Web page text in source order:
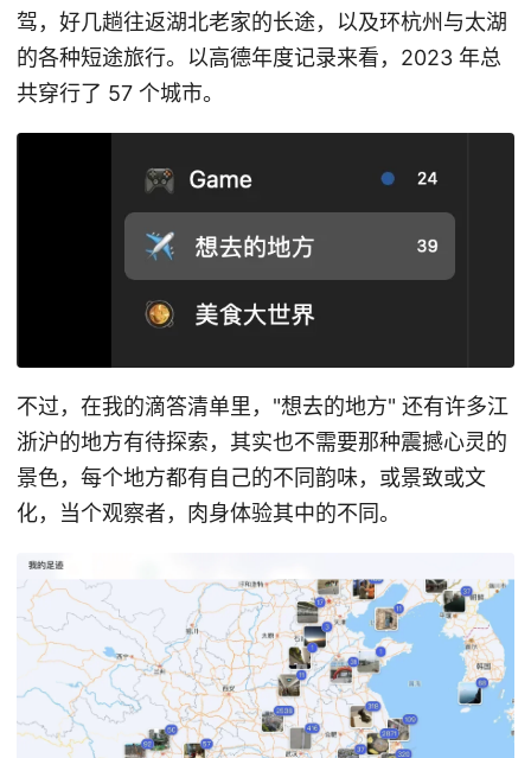
驾，好几趟往返湖北老家的长途，以及环杭州与太湖
的各种短途旅行。以高德年度记录来看，2023 年总
共穿行了 57 个城市。
不过，在我的滴答清单里，"想去的地方" 还有许多江
浙沪的地方有待探索，其实也不需要那种震撼心灵的
景色，每个地方都有自己的不同韵味，或景致或文
化，当个观察者，肉身体验其中的不同。